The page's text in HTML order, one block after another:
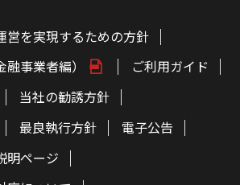
営を実現するための方針
事業者編）
ご利用ガイド
当社の勧誘方針
最良執行方針
電子公告
明ページ